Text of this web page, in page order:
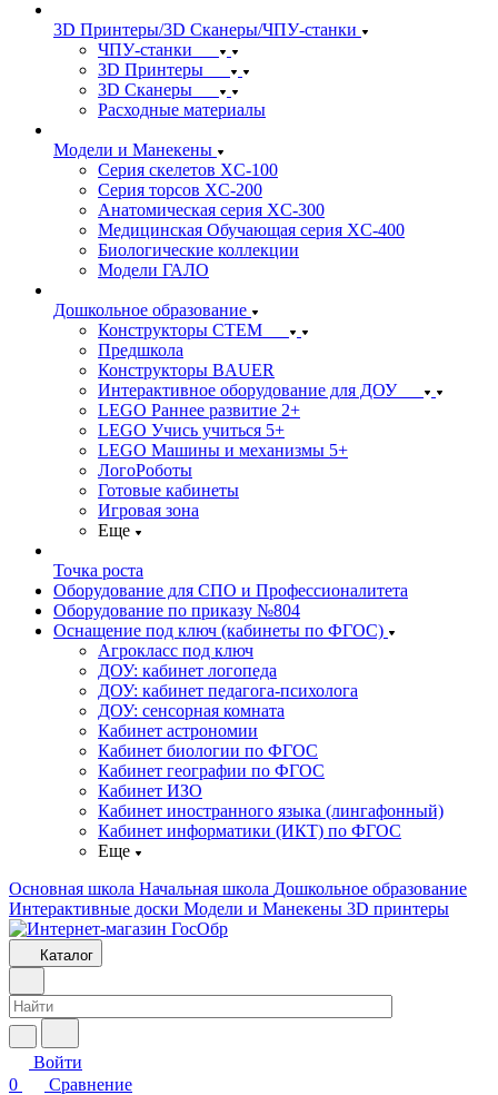
3D Принтеры/3D Сканеры/ЧПУ-станки
ЧПУ-станки
3D Принтеры
3D Сканеры
Расходные материалы
Модели и Манекены
Серия скелетов XC-100
Серия торсов XC-200
Анатомическая серия XC-300
Медицинская Обучающая серия XC-400
Биологические коллекции
Модели ГАЛО
Дошкольное образование
Конструкторы СТЕМ
Предшкола
Конструкторы BAUER
Интерактивное оборудование для ДОУ
LEGO Раннее развитие 2+
LEGO Учись учиться 5+
LEGO Машины и механизмы 5+
ЛогоРоботы
Готовые кабинеты
Игровая зона
Еще
Точка роста
Оборудование для СПО и Профессионалитета
Оборудование по приказу №804
Оснащение под ключ (кабинеты по ФГОС)
Агрокласс под ключ
ДОУ: кабинет логопеда
ДОУ: кабинет педагога-психолога
ДОУ: сенсорная комната
Кабинет астрономии
Кабинет биологии по ФГОС
Кабинет географии по ФГОС
Кабинет ИЗО
Кабинет иностранного языка (лингафонный)
Кабинет информатики (ИКТ) по ФГОС
Еще
Основная школа Начальная школа Дошкольное образование
Интерактивные доски Модели и Манекены 3D принтеры
Каталог
Войти
0
Сравнение